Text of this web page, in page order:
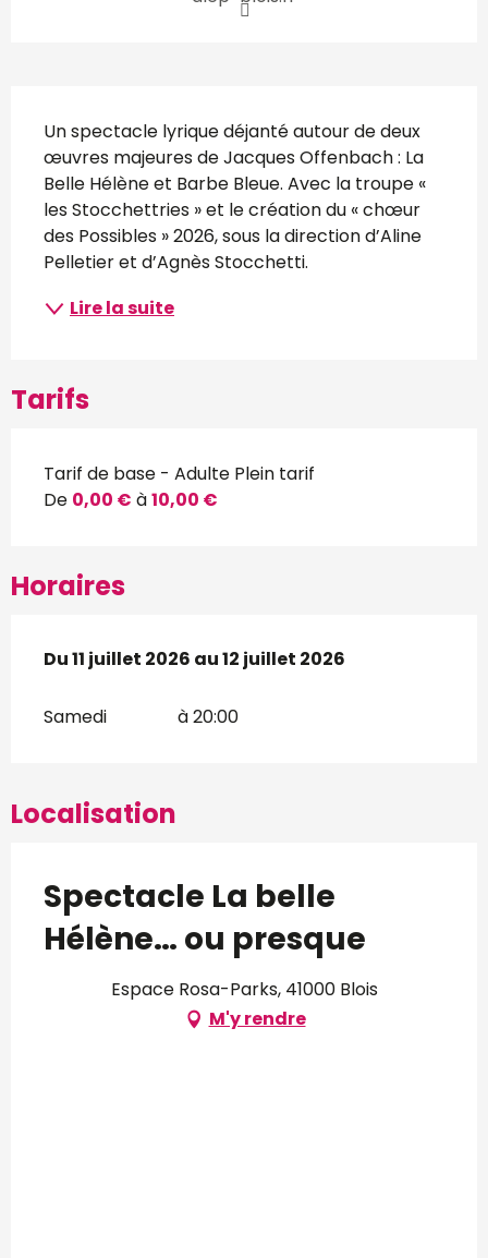
Description
Un spectacle lyrique déjanté autour de deux
œuvres majeures de Jacques Offenbach : La
Belle Hélène et Barbe Bleue. Avec la troupe «
les Stocchettries » et le création du « chœur
des Possibles » 2026, sous la direction d’Aline
Pelletier et d’Agnès Stocchetti.
Lire la suite
Tarifs
Tarif de base - Adulte Plein tarif
De 0,00 € à10,00 €
Horaires
Du11 juillet 2026 au12 juillet 2026
Du11 juillet 2026 au12 juillet 2026
Samedi à 20:00
Localisation
Spectacle La belle
Hélène… ou presque
Espace Rosa-Parks, 41000 Blois
M'y rendre